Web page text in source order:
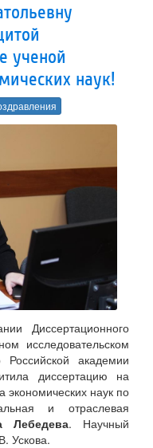
ученой
наук!
Диссертационного
исследовательском
академии
диссертацию на
экономических наук по
и отраслевая
Лебедева. Научный
Ускова.